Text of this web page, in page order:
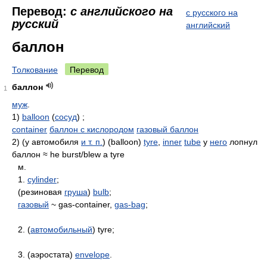
Перевод: с английского на
русский
с русского на
английский
баллон
Толкование Перевод
1
баллон
муж
1) balloon (сосуд) ;
container баллон с кислородом газовый баллон
2) (у автомобиля и т. п. ) (balloon) tyre inner tube у него лопнул
баллон ≈ he burst/blew a tyre
м.
1. cylinder;
(резиновая груша) bulb;
газовый ~ gas-container, gas-bag;
2. (автомобильный) tyre;
3. (аэростата) envelope